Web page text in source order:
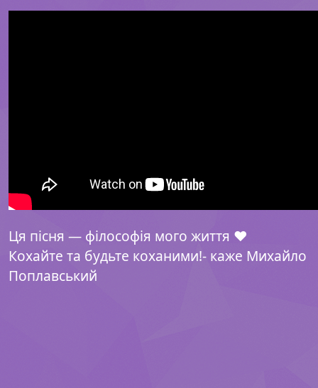
Ця пісня — філософія мого життя ❤️
Кохайте та будьте коханими!- каже Михайло
Поплавський